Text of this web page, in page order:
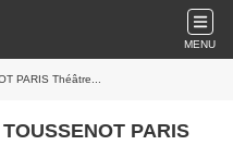
MENU
PARIS Théâtre...
PARIS